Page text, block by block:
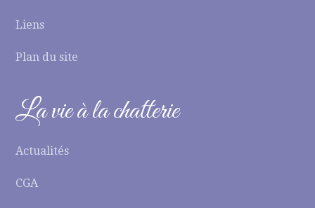
Liens
Plan du site
La vie à la chatterie
Actualités
CGA